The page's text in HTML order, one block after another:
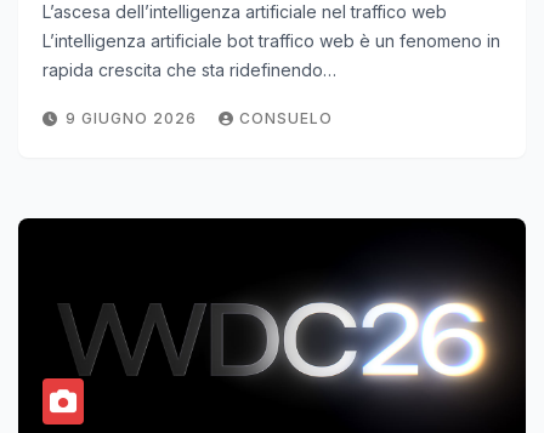
L’ascesa dell’intelligenza artificiale nel traffico web
L’intelligenza artificiale bot traffico web è un fenomeno in
rapida crescita che sta ridefinendo…
9 GIUGNO 2026 CONSUELO